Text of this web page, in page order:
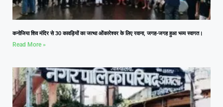
कनोजिया शिव मंदिर से 30 कावड़ियों का जत्था ओंकारेश्वर के लिए रवाना, जगह-जगह हुआ भव्य स्वागत।
Read More »